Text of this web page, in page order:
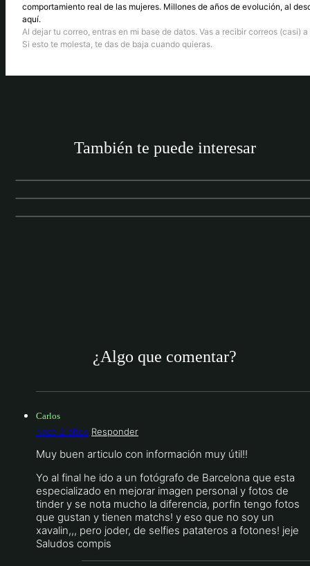
comportamiento real de las mujeres. Millones de años de evolución, al
aquí.
Al dejar tu correo, entras en mi base de datos. Vas a recibir correos (casi)
Si esto te molesta, te das de baja cuando quieras.
También te puede interesar
¿Cómo pedirle el número a una chica por
Cómo Ligar en Bumble: La Guía Definitiva
Cómo funciona Tinder paso a paso
¿Algo que comentar?
Carlos
hace 2 años Responder
Muy buen articulo con información muy útil!!
Yo al final he ido a un fotógrafo de Barcelona que esta
especializado en mejorar imagen personal y fotos de
tinder y se nota mucho la diferencia, porfin tengo fotos
que gustan y tienen matchs! y eso que no soy un
xavalin,,, pero joder, de selfies patateros a fotones! jeje
Saludos compis